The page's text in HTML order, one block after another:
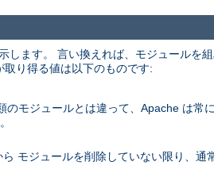
ます。 言い換えれば、モジュールを
り得る値は以下のものです:
のモジュールとは違って、Apache は常
モジュールを削除していない限り、通